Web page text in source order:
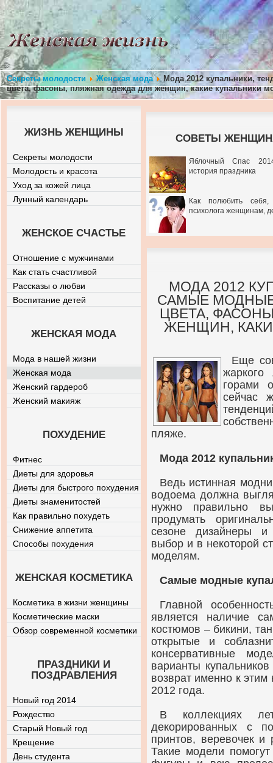
Секреты молодости Женская мода
Мода 2012 купальники,
цвета, фасоны, пляжная одежда для женщин, какие купальники
СОВЕТЫ
Яблочный Спас
история праздника
Как полюбить себя,
психолога женщинам,
МОДА 2012
САМЫЕ МОДНЫЕ
ЦВЕТА,
ЖЕНЩИН,
Еще
горами
сейчас
пляже.
Мода 2012
Ведь истинная
водоема должна
нужно правильно
продумать
сезоне дизайнеры
выбор и в некоторой
моделям.
Самые модные
Главной
является наличие
костюмов – бикини,
открытые и
консервативные
варианты
возврат именно к
2012 года.
В коллекциях
декорированных с
принтов, веревочек и
Такие модели помогут
ЖИЗНЬ ЖЕНЩИНЫ
Секреты молодости
Молодость и красота
Уход за кожей лица
Лунный календарь
ЖЕНСКОЕ СЧАСТЬЕ
Отношение с мужчинами
Как стать счастливой
Рассказы о любви
Воспитание детей
ЖЕНСКАЯ МОДА
Мода в нашей жизни
Женская мода
Женский гардероб
Женский макияж
ПОХУДЕНИЕ
Фитнес
Диеты для здоровья
Диеты для быстрого похудения
Диеты знаменитостей
Как правильно похудеть
Снижение аппетита
Способы похудения
ЖЕНСКАЯ КОСМЕТИКА
Косметика в жизни женщины
Косметические маски
Обзор современной косметики
ПРАЗДНИКИ И
ПОЗДРАВЛЕНИЯ
Новый год 2014
Рождество
Старый Новый год
Крещение
День студента